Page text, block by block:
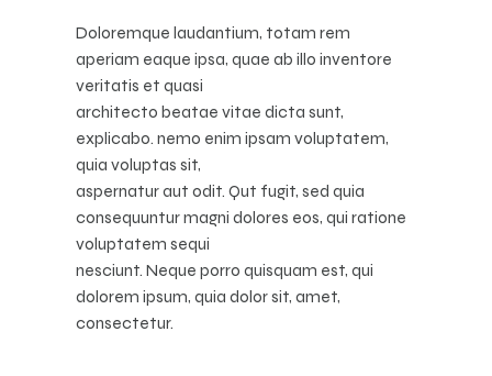
Doloremque laudantium, totam rem
aperiam eaque ipsa, quae ab illo inventore
veritatis et quasi
architecto beatae vitae dicta sunt,
explicabo. nemo enim ipsam voluptatem,
quia voluptas sit,
aspernatur aut odit. Qut fugit, sed quia
consequuntur magni dolores eos, qui ratione
voluptatem sequi
nesciunt. Neque porro quisquam est, qui
dolorem ipsum, quia dolor sit, amet,
consectetur.